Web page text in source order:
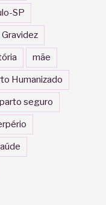
SP
Gravidez
mãe
Humanizado
parto seguro